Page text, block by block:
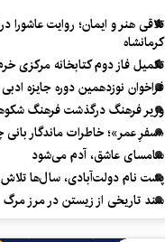
تلاقی هنر و ایمان؛ روایت عاشورا
کرمانشاه
تکمیل فاز دوم کتابخانه مرکزی
فراخوان نوزدهمین دوره جایزه
وزیر فرهنگ درگذشت فرهنگ
«سفرِ عمر»؛ خاطرات ماندگار بانی
سامسای عاشق، آدم می‌شود
پشت نام دولت‌آبادی، سال‌ها
سند تاریخی از زیستن در مرز مرگ